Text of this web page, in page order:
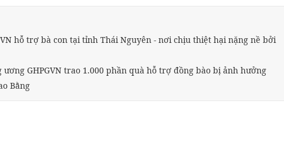
hỗ trợ bà con tại tỉnh Thái Nguyên - nơi chịu thiệt hại nặng nề bởi
ương GHPGVN trao 1.000 phần quà hỗ trợ đồng bào bị ảnh hưởng
Bằng